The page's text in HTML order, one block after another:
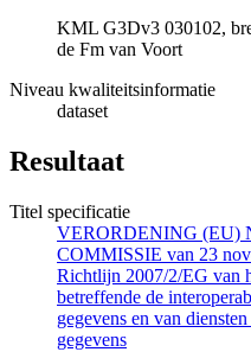
KML G3Dv3 030102,
de Fm van Voort
Niveau kwaliteitsinformatie
dataset
Resultaat
Titel specificatie
VERORDENING (EU)
COMMISSIE van 23
Richtlijn 2007/2/EG van
betreffende de
gegevens en van
gegevens